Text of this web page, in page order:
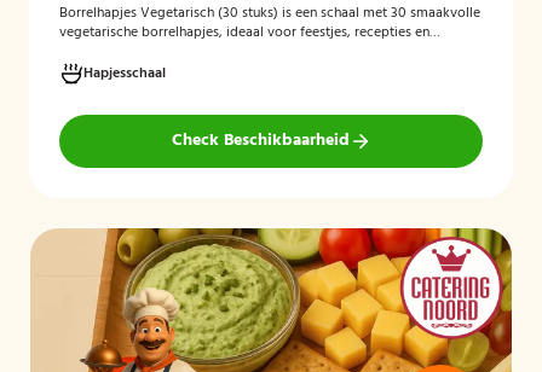
Borrelhapjes Vegetarisch (30 stuks) is een schaal met 30 smaakvolle
vegetarische borrelhapjes, ideaal voor feestjes, recepties en
selectie die geschikt is voor vegetariërs, zodat gasten kunnen
genieten van een feestelijke en veelzijdige borrelervaring.
Hapjesschaal
Check Beschikbaarheid